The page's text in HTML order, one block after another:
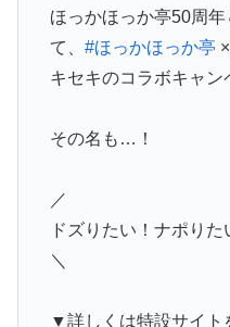
ほっかほっか亭50周
て、 #ほっかほっか亭 ×
キセキのコラボキャン
その名も…！
／
ドズりたい！ナポり
＼
▼詳しくは特設サイト